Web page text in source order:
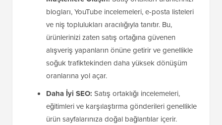
blogları, YouTube incelemeleri, e-posta listeleri
ve niş toplulukları aracılığıyla tanıtır. Bu,
ürünlerinizi zaten satış ortağına güvenen
alışveriş yapanların önüne getirir ve genellikle
soğuk trafiktekinden daha yüksek dönüşüm
oranlarına yol açar.
Daha İyi SEO: Satış ortaklığı incelemeleri,
eğitimleri ve karşılaştırma gönderileri genellikle
ürün sayfalarınıza doğal bağlantılar içerir.